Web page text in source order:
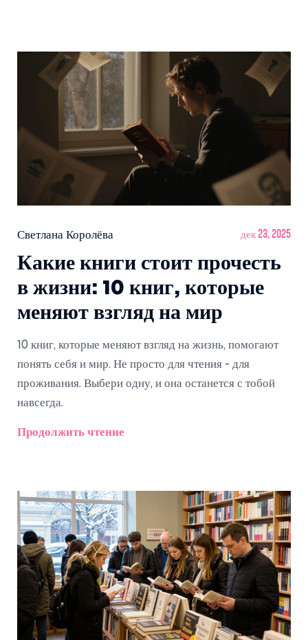
Светлана Королёва дек 23, 2025
Какие книги стоит прочесть
в жизни: 10 книг, которые
меняют взгляд на мир
10 книг, которые меняют взгляд на жизнь, помогают
понять себя и мир. Не просто для чтения - для
проживания. Выбери одну, и она останется с тобой
навсегда.
Продолжить чтение